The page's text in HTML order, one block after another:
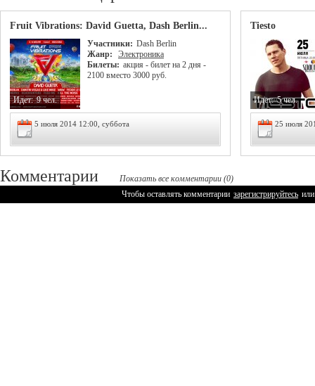
Fruit Vibrations: David Guetta, Dash Berlin...
Участники: Dash Berlin
Жанр:
Электроника
Билеты: акция - билет на 2 дня -
2100 вместо 3000 руб.
Идет: 9 чел.
5 июля 2014 12:00, суббота
Tiesto
Идет: 5 чел.
25 июля
Комментарии
Показать все комментарии (0)
Чтобы оставлять комментарии зарегистрируйтесь или